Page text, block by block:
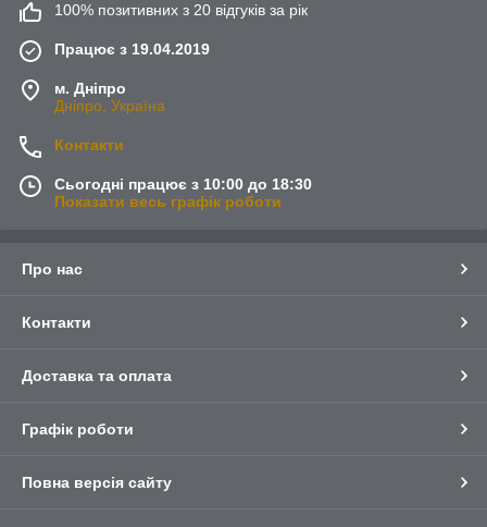
100% позитивних з 20 відгуків за рік
Працює з 19.04.2019
м. Дніпро
Дніпро, Україна
Контакти
Сьогодні працює з 10:00 до 18:30
Показати весь графік роботи
Про нас
Контакти
Доставка та оплата
Графік роботи
Повна версія сайту